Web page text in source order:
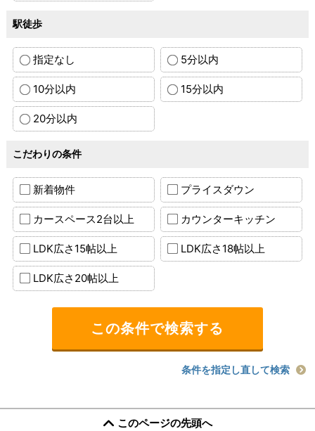
駅徒歩
指定なし 5分以内
10分以内 15分以内
20分以内
こだわりの条件
新着物件 プライスダウン
カースペース2台以上 カウンターキッチン
LDK広さ15帖以上 LDK広さ18帖以上
LDK広さ20帖以上
条件を指定し直して検索
このページの先頭へ